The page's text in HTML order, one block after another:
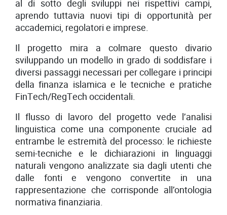
al di sotto degli sviluppi nei rispettivi campi,
aprendo tuttavia nuovi tipi di opportunità per
accademici, regolatori e imprese.
Il progetto mira a colmare questo divario
sviluppando un modello in grado di soddisfare i
diversi passaggi necessari per collegare i principi
della finanza islamica e le tecniche e pratiche
FinTech/RegTech occidentali.
Il flusso di lavoro del progetto vede l’analisi
linguistica come una componente cruciale ad
entrambe le estremità del processo: le richieste
semi-tecniche e le dichiarazioni in linguaggi
naturali vengono analizzate sia dagli utenti che
dalle fonti e vengono convertite in una
rappresentazione che corrisponde all’ontologia
normativa finanziaria.